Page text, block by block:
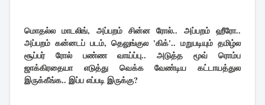
மொதல்ல மாடலிங், அப்பறம் சின்ன ரோல்.. அப்பறம் ஹீரோ..
அப்பறம் கன்னடப் படம், தெலுங்குல 'கிக்'.. மறுபடியும் தமிழ்ல
சூப்பர் ரோல் பண்ண வாய்ப்பு.. அடுத்த மூவ் ரொம்ப
ஜாக்கிரதையா எடுத்து வெக்க வேண்டிய கட்டாயத்துல
இருக்கீங்க.. இப்ப எப்படி இருக்கு?